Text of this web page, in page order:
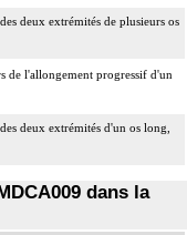
deux extrémités de plusieurs os
de l'allongement progressif d'un
deux extrémités d'un os long,
dans la